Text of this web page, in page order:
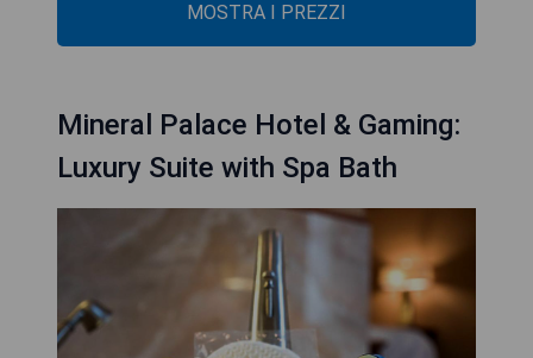
MOSTRA I PREZZI
Mineral Palace Hotel & Gaming:
Luxury Suite with Spa Bath